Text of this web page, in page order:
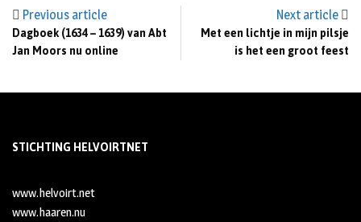
Previous article
Dagboek (1634 – 1639) van Abt
Jan Moors nu online
Next article
Met een lichtje in mijn pilsje
is het een groot feest
STICHTING HELVOIRTNET
www.helvoirt.net
www.haaren.nu